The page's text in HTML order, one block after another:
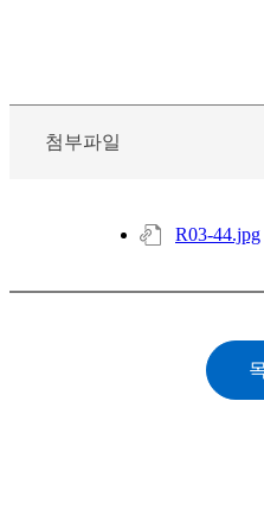
첨부파일
R03-44.jpg